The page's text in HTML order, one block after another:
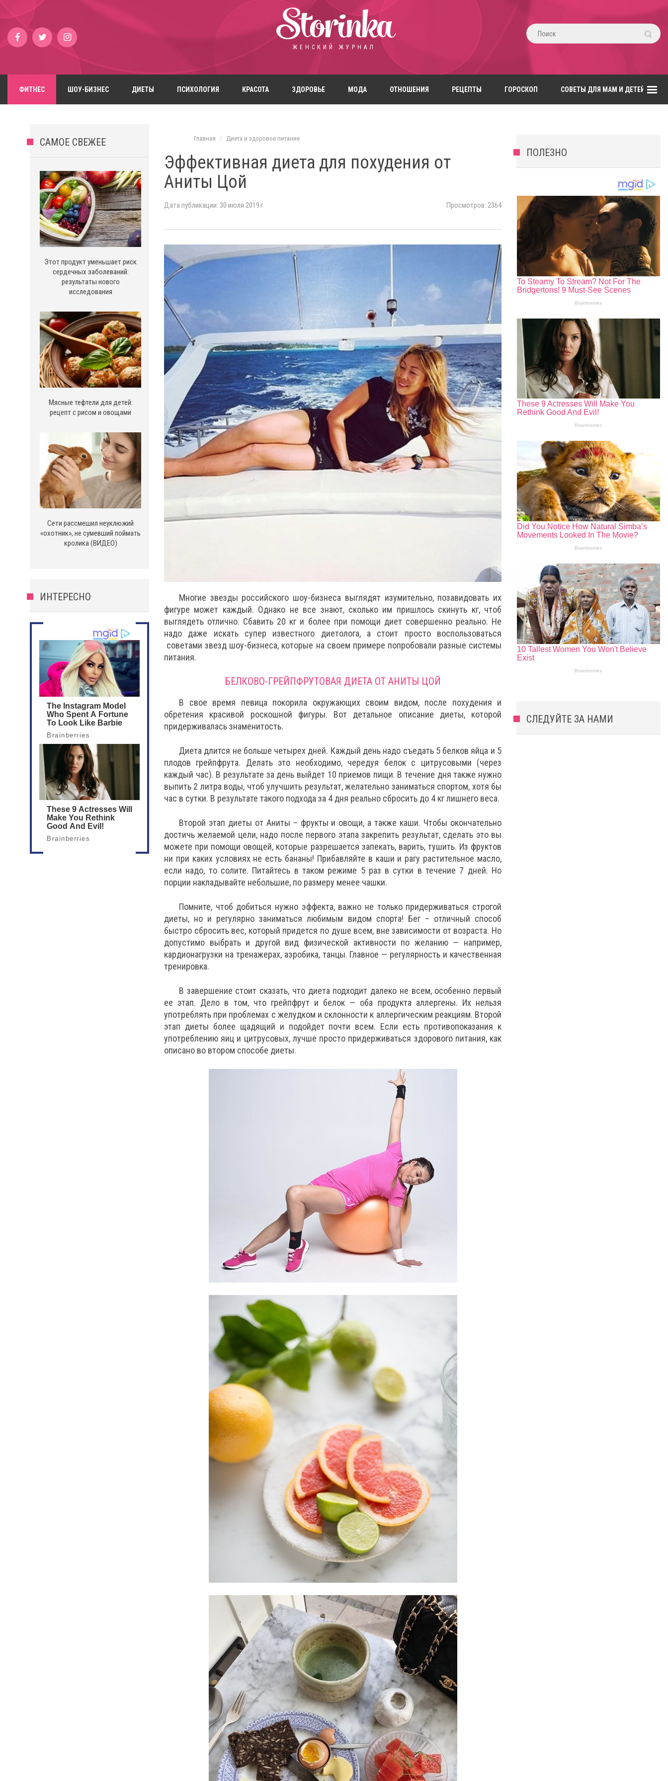
Storinka
ЖЕНСКИЙ ЖУРНАЛ
ФИТНЕС ШОУ-БИЗНЕС ДИЕТЫ ПСИХОЛОГИЯ КРАСОТА ЗДОРОВЬЕ МОДА ОТНОШЕНИЯ РЕЦЕПТЫ ГОРОСКОП СОВЕТЫ ДЛЯ МАМ И ДЕТЕЙ
САМОЕ СВЕЖЕЕ
Этот продукт уменьшает риск
сердечных заболеваний:
результаты нового
исследования
Мясные тефтели для детей:
рецепт с рисом и овощами
Сети рассмешил неуклюжий
«охотник», не сумевший поймать
кролика (ВИДЕО)
ИНТЕРЕСНО
Главная Диета и здоровое питание
Эффективная диета для похудения от
Аниты Цой
Дата публикации: 30 июля 2019 г. Просмотров: 2364
Многие звезды российского шоу-бизнеса выглядят изумительно, позавидовать их
фигуре может каждый. Однако не все знают, сколько им пришлось скинуть кг, чтоб
выглядеть отлично. Сбавить 20 кг и более при помощи диет совершенно реально. Не
надо даже искать супер известного диетолога, а стоит просто воспользоваться
советами звезд шоу-бизнеса, которые на своем примере попробовали разные системы
питания.
БЕЛКОВО-ГРЕЙПФРУТОВАЯ ДИЕТА ОТ АНИТЫ ЦОЙ
В свое время певица покорила окружающих своим видом, после похудения и
обретения красивой роскошной фигуры. Вот детальное описание диеты, которой
придерживалась знаменитость.
Диета длится не больше четырех дней. Каждый день надо съедать 5 белков яйца и 5
плодов грейпфрута. Делать это необходимо, чередуя белок с цитрусовыми (через
каждый час). В результате за день выйдет 10 приемов пищи. В течение дня также нужно
выпить 2 литра воды, чтоб улучшить результат, желательно заниматься спортом, хотя бы
час в сутки. В результате такого подхода за 4 дня реально сбросить до 4 кг лишнего веса.
Второй этап диеты от Аниты – фрукты и овощи, а также каши. Чтобы окончательно
достичь желаемой цели, надо после первого этапа закрепить результат, сделать это вы
можете при помощи овощей, которые разрешается запекать, варить, тушить. Из фруктов
ни при каких условиях не есть бананы! Прибавляйте в каши и рагу растительное масло,
если надо, то солите. Питайтесь в таком режиме 5 раз в сутки в течение 7 дней. Но
порции накладывайте небольшие, по размеру менее чашки.
Помните, чтоб добиться нужно эффекта, важно не только придерживаться строгой
диеты, но и регулярно заниматься любимым видом спорта! Бег – отличный способ
быстро сбросить вес, который придется по душе всем, вне зависимости от возраста. Но
допустимо выбрать и другой вид физической активности по желанию — например,
кардионагрузки на тренажерах, аэробика, танцы. Главное — регулярность и качественная
тренировка.
В завершение стоит сказать, что диета подходит далеко не всем, особенно первый
ее этап. Дело в том, что грейпфрут и белок — оба продукта аллергены. Их нельзя
употреблять при проблемах с желудком и склонности к аллергическим реакциям. Второй
этап диеты более щадящий и подойдет почти всем. Если есть противопоказания к
употреблению яиц и цитрусовых, лучше просто придерживаться здорового питания, как
описано во втором способе диеты.
ПОЛЕЗНО
СЛЕДУЙТЕ ЗА НАМИ